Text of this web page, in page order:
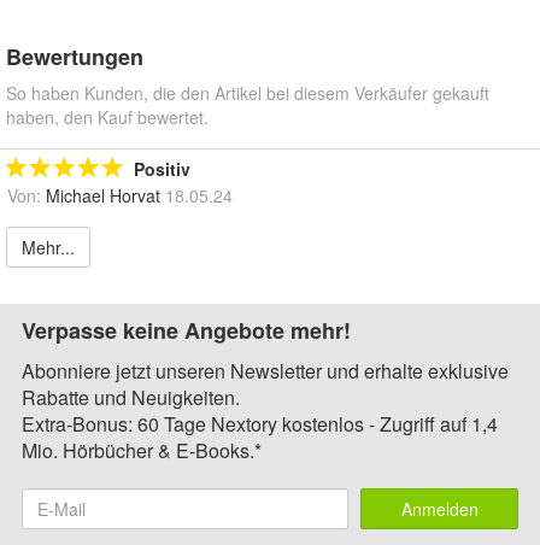
Bewertungen
So haben Kunden, die den Artikel bei diesem Verkäufer gekauft
haben, den Kauf bewertet.
Positiv
Von: Michael Horvat 18.05.24
Mehr...
Verpasse keine Angebote mehr!
Abonniere jetzt unseren Newsletter und erhalte exklusive
Rabatte und Neuigkeiten.
Extra-Bonus: 60 Tage Nextory kostenlos - Zugriff auf 1,4
Mio. Hörbücher & E-Books.*
Anmelden